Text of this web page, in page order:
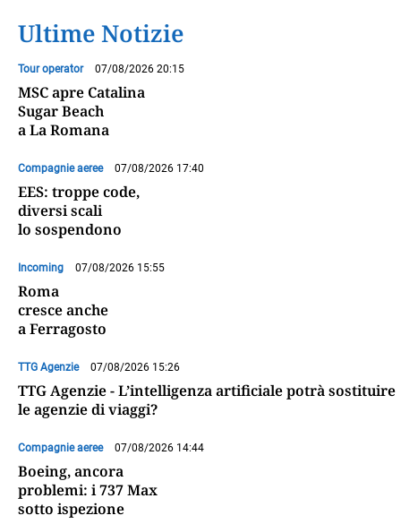
Ultime Notizie
Tour operator 07/08/2026 20:15
MSC apre Catalina
Sugar Beach
a La Romana
Compagnie aeree 07/08/2026 17:40
EES: troppe code,
diversi scali
lo sospendono
Incoming 07/08/2026 15:55
Roma
cresce anche
a Ferragosto
TTG Agenzie 07/08/2026 15:26
TTG Agenzie - L’intelligenza artificiale potrà sostituire
le agenzie di viaggi?
Compagnie aeree 07/08/2026 14:44
Boeing, ancora
problemi: i 737 Max
sotto ispezione